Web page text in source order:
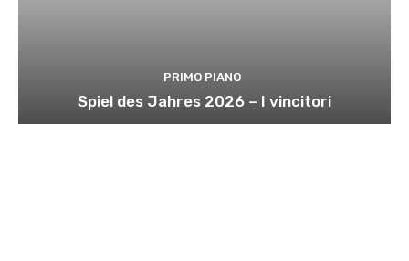
PRIMO PIANO
Spiel des Jahres 2026 – I vincitori